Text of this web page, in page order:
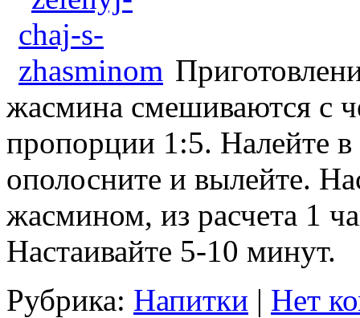
жасмина смешиваются с
пропорции 1:5. Налейте в
ополосните и вылейте.
жасмином, из расчета 1
Настаивайте 5-10 минут.
Рубрика: Напитки | Нет